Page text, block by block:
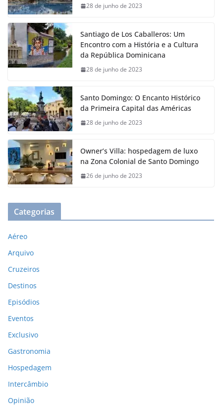
28 de junho de 2023
Santiago de Los Caballeros: Um
Encontro com a História e a Cultura
da República Dominicana
28 de junho de 2023
Santo Domingo: O Encanto Histórico
da Primeira Capital das Américas
28 de junho de 2023
Owner’s Villa: hospedagem de luxo
na Zona Colonial de Santo Domingo
26 de junho de 2023
Categorias
Aéreo
Arquivo
Cruzeiros
Destinos
Episódios
Eventos
Exclusivo
Gastronomia
Hospedagem
Intercâmbio
Opinião